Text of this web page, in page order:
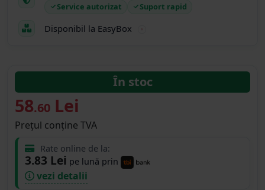
Service autorizat Suport rapid
Disponibil la EasyBox
În stoc
58.60 Lei
Prețul conține TVA
Rate online de la:
3.83 Lei pe lună prin
vezi detalii